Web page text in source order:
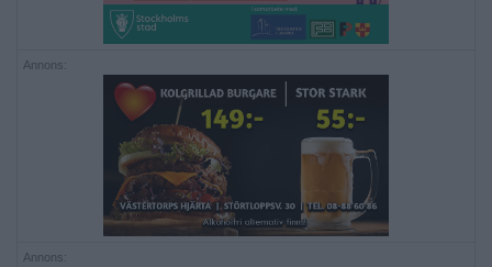
Annons:
Annons: